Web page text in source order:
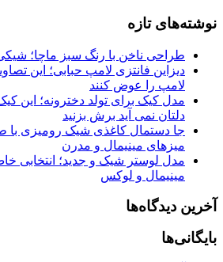
نوشته‌های تازه
طراحی ناخن با رنگ سبز ماچا؛
دیزاین فانتزی لامپ حبابی؛ این
لامپ را عوض کنند
مدل کیک برای تولد دخترونه؛ این
دلتان نمی آید برش بزنید
جا دستمال کاغذی شیک رومیزی
میزهای مینیمال و مدرن
مدل لوستر شیک و جدید؛ انتخابی
مینیمال و لوکس
آخرین دیدگاه‌ها
بایگانی‌ها